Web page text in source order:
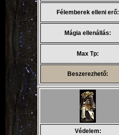
Félemberek elleni erő:
Mágia ellenállás:
Max Tp:
Beszerezhető:
Védelem: